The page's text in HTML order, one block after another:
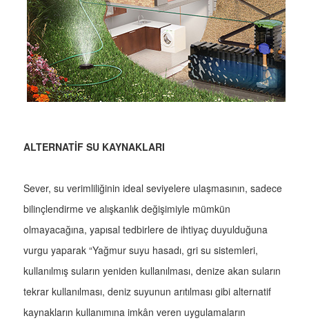
ALTERNATİF SU KAYNAKLARI
Sever, su verimliliğinin ideal seviyelere ulaşmasının, sadece
bilinçlendirme ve alışkanlık değişimiyle mümkün
olmayacağına, yapısal tedbirlere de ihtiyaç duyulduğuna
vurgu yaparak “Yağmur suyu hasadı, gri su sistemleri,
kullanılmış suların yeniden kullanılması, denize akan suların
tekrar kullanılması, deniz suyunun arıtılması gibi alternatif
kaynakların kullanımına imkân veren uygulamaların